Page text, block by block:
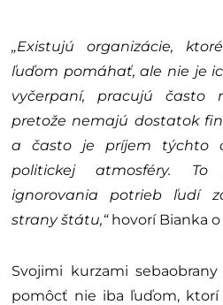
„Existujú organizácie,
ľuďom pomáhať, ale nie je
vyčerpaní, pracujú často
pretože nemajú dostatok
a často je príjem týchto
politickej atmosféry.
ignorovania potrieb ľudí
strany štátu,“hovorí Bianka o
Svojimi kurzami sebaobrany
pomôcť nie iba ľuďom, ktorí